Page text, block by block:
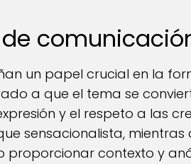
un papel crucial en la
a que el tema se
y el respeto a las
sensacionalista,
contexto y